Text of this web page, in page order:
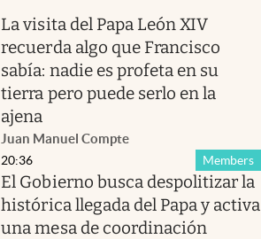
La visita del Papa León XIV
recuerda algo que Francisco
sabía: nadie es profeta en su
tierra pero puede serlo en la
ajena
Juan Manuel Compte
Members
20:36
El Gobierno busca despolitizar la
histórica llegada del Papa y activa
una mesa de coordinación